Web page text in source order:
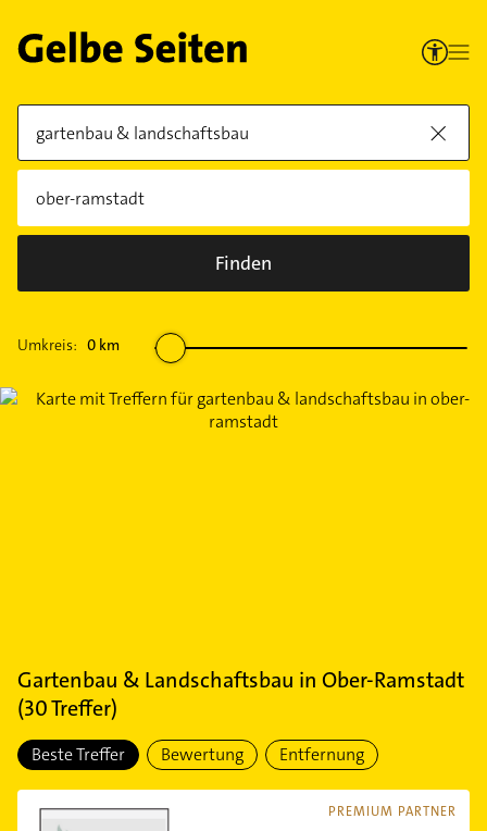
Finden
Umkreis: 0 km
Gartenbau & Landschaftsbau in Ober-Ramstadt
(30Treffer)
Beste Treffer Bewertung Entfernung
PREMIUM PARTNER